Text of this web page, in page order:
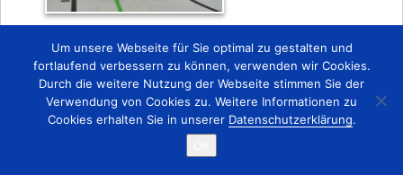
Zurück
Startseite Kontakt Impressum
Copyright © 2015 TSV 1863 Lobstädt e.V.
Um unsere Webseite für Sie optimal zu gestalten und
fortlaufend verbessern zu können, verwenden wir Cookies.
Durch die weitere Nutzung der Webseite stimmen Sie der
Verwendung von Cookies zu. Weitere Informationen zu
Cookies erhalten Sie in unserer Datenschutzerklärung.